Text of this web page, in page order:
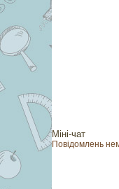
Міні-чат